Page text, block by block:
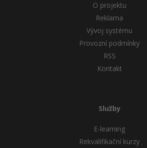
Kybernetická bezpečnost
Elektronický podpis
O projektu
Reklama
Vývoj systému
Provozní podmínky
RSS
Kontakt
Služby
E-learning
Rekvalifikační kurzy